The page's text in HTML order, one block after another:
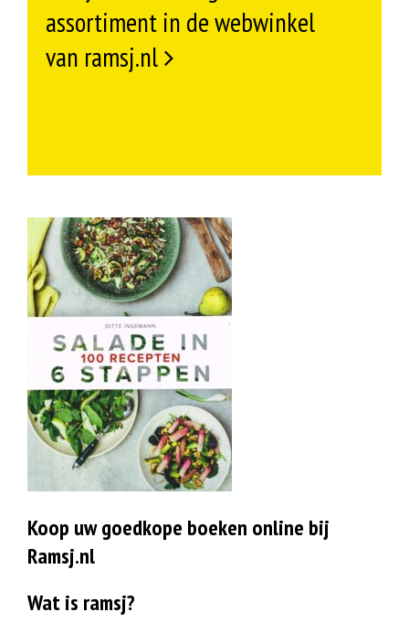
assortiment in de webwinkel
van ramsj.nl
Koop uw goedkope boeken online bij
Ramsj.nl
Wat is ramsj?